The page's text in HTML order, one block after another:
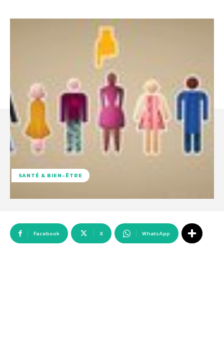
SANTÉ & BIEN-ÊTRE
Facebook X WhatsApp